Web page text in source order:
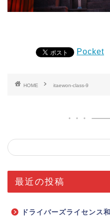
Pocket
HOME itaewon-class-9
最近の投稿
ドライバーズライセンス